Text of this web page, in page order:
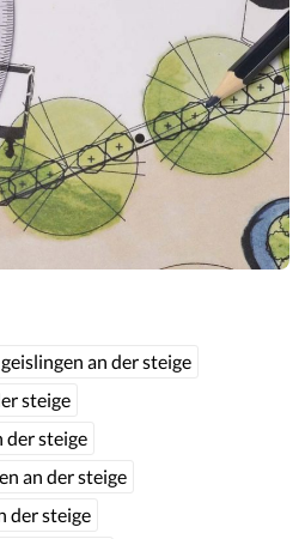
an der steige
steige
der steige
an der steige
der steige